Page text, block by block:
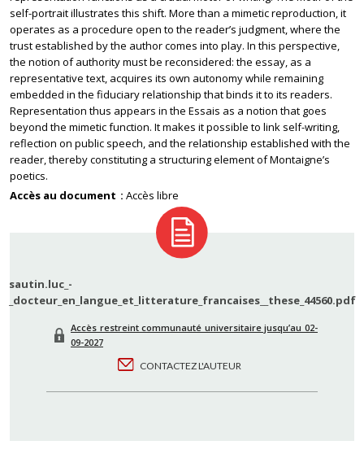
self-portrait illustrates this shift. More than a mimetic reproduction, it
operates as a procedure open to the reader’s judgment, where the
trust established by the author comes into play. In this perspective,
the notion of authority must be reconsidered: the essay, as a
representative text, acquires its own autonomy while remaining
embedded in the fiduciary relationship that binds it to its readers.
Representation thus appears in the Essais as a notion that goes
beyond the mimetic function. It makes it possible to link self-writing,
reflection on public speech, and the relationship established with the
reader, thereby constituting a structuring element of Montaigne’s
poetics.
Accès au document
Accès libre
sautin.luc_-
_docteur_en_langue_et_litterature_francaises__these_44560.pdf
Accès restreint communauté universitaire jusqu’au 02-
09-2027
CONTACTEZ L'AUTEUR